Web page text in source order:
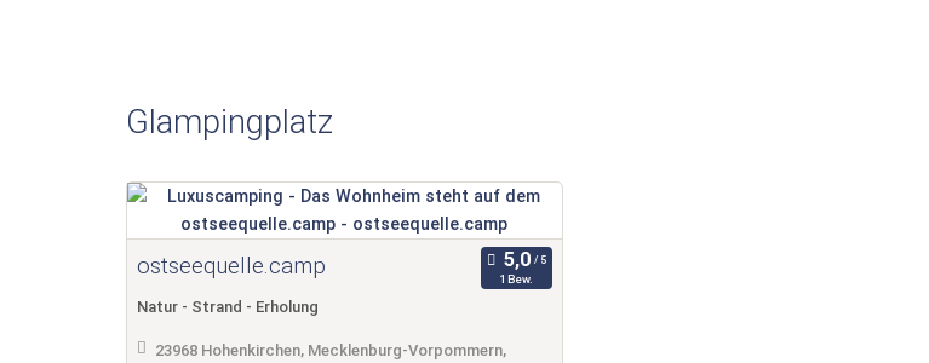
Glampingplatz
ostseequelle.camp 1 Bew.
Natur - Strand - Erholung
23968 Hohenkirchen, Mecklenburg-Vorpommern,